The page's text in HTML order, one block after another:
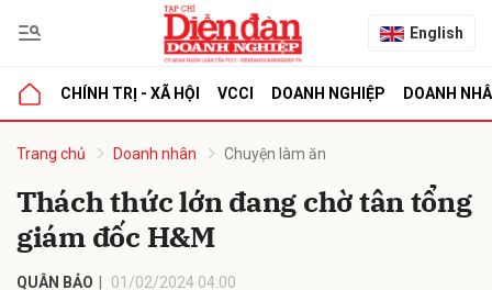
English
CHÍNH TRỊ - XÃ HỘI VCCI DOANH NGHIỆP DOANH
Trang chủ Doanh nhân Chuyện làm ăn
Thách thức lớn đang chờ tân tổng
giám đốc H&M
QUÂN BẢO 01/02/2024 04:00
luận